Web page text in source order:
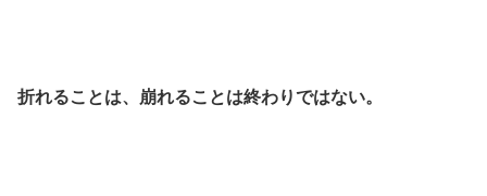
折れることは、崩れることは終わりではない。